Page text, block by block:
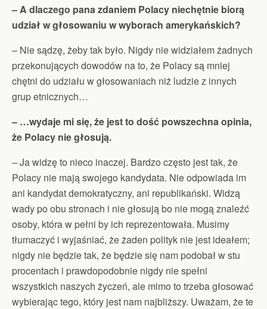
– A dlaczego pana zdaniem Polacy niechętnie biorą
udział w głosowaniu w wyborach amerykańskich?
– Nie sądzę, żeby tak było. Nigdy nie widziałem żadnych
przekonujących dowodów na to, że Polacy są mniej
chętni do udziału w głosowaniach niż ludzie z innych
grup etnicznych…
– …wydaje mi się, że jest to dość powszechna opinia,
że Polacy nie głosują.
– Ja widzę to nieco inaczej. Bardzo często jest tak, że
Polacy nie mają swojego kandydata. Nie odpowiada im
ani kandydat demokratyczny, ani republikański. Widzą
wady po obu stronach i nie głosują bo nie mogą znaleźć
osoby, która w pełni by ich reprezentowała. Musimy
tłumaczyć i wyjaśniać, że żaden polityk nie jest ideałem;
nigdy nie będzie tak, że będzie się nam podobał w stu
procentach i prawdopodobnie nigdy nie spełni
wszystkich naszych życzeń, ale mimo to trzeba głosować
wybierając tego, który jest nam najbliższy. Uważam, że te